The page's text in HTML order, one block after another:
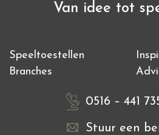
Van idee tot
Speeltoestellen
Branches
0516 – 441
Stuur een